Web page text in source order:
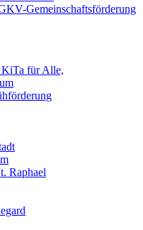
Gemeinschaftsförderung
KiTa für Alle,
Raphael